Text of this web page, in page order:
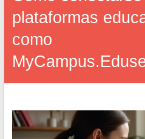
plataformas
como